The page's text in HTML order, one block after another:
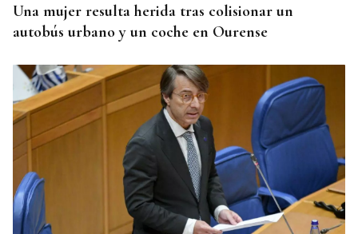
Una mujer resulta herida tras colisionar un
autobús urbano y un coche en Ourense